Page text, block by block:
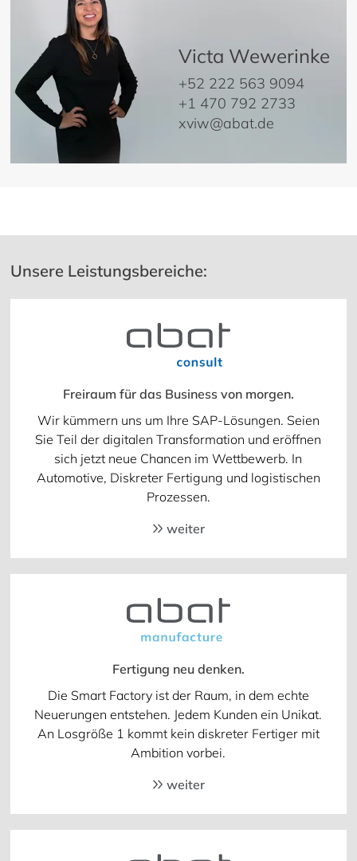
Victa Wewerinke
+52 222 563 9094
+1 470 792 2733
xviw@abat.de
Unsere Leistungsbereiche:
Freiraum für das Business von morgen.
Wir kümmern uns um Ihre SAP-Lösungen. Seien
Sie Teil der digitalen Transformation und eröffnen
sich jetzt neue Chancen im Wettbewerb. In
Automotive, Diskreter Fertigung und logistischen
Prozessen.
weiter
Fertigung neu denken.
Die Smart Factory ist der Raum, in dem echte
Neuerungen entstehen. Jedem Kunden ein Unikat.
An Losgröße 1 kommt kein diskreter Fertiger mit
Ambition vorbei.
weiter